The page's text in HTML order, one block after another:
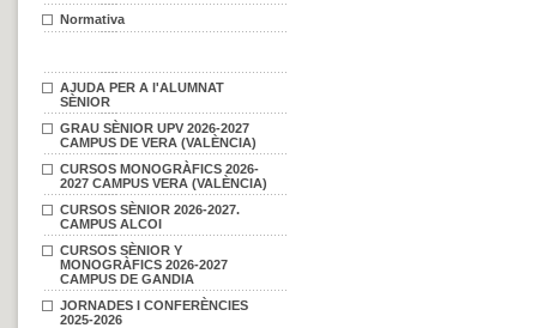
Normativa
AJUDA PER A l'ALUMNAT
SÈNIOR
GRAU SÈNIOR UPV 2026-2027
CAMPUS DE VERA (VALÈNCIA)
CURSOS MONOGRÀFICS 2026-
2027 CAMPUS VERA (VALÈNCIA)
CURSOS SÈNIOR 2026-2027.
CAMPUS ALCOI
CURSOS SÈNIOR Y
MONOGRÀFICS 2026-2027
CAMPUS DE GANDIA
JORNADES I CONFERÈNCIES
2025-2026